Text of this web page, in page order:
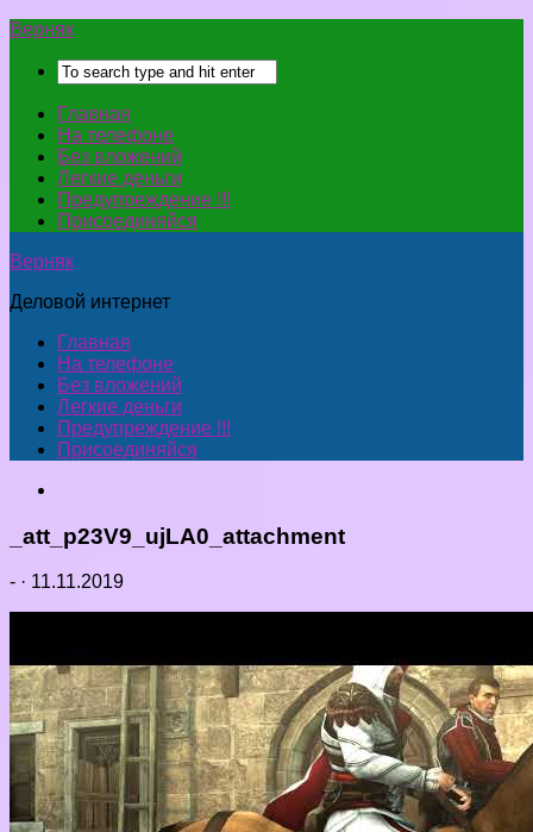
Верняк
Главная
На телефоне
Без вложений
Легкие деньги
Предупреждение !!!
Присоединяйся
Верняк
Деловой интернет
Главная
На телефоне
Без вложений
Легкие деньги
Предупреждение !!!
Присоединяйся
_att_p23V9_ujLA0_attachment
- · 11.11.2019